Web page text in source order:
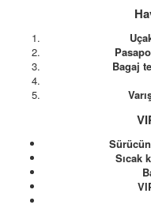
Bagaj
Sıcak